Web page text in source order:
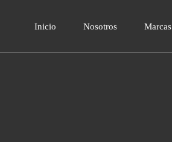
Inicio Nosotros Marcas